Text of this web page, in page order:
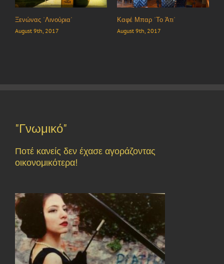
Ξενώνας “Λινούρια”
August 9th, 2017
Καφέ Μπαρ “Το Άτι”
August 9th, 2017
"Γνωμικό"
Ποτέ κανείς δεν έχασε αγοράζοντας
οικονομικότερα!